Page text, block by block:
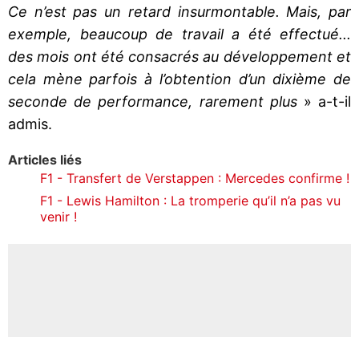
Ce n’est pas un retard insurmontable. Mais, par
exemple, beaucoup de travail a été effectué...
des mois ont été consacrés au développement et
cela mène parfois à l’obtention d’un dixième de
seconde de performance, rarement plus» a-t-il
admis.
Articles liés
F1 - Transfert de Verstappen : Mercedes confirme !
F1 - Lewis Hamilton : La tromperie qu’il n’a pas vu
venir !